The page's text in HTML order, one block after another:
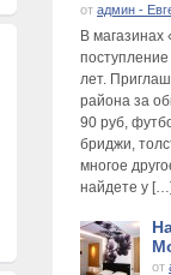
от админ -
В
лет.
района за
90 руб,
бриджи,
многое
найдете у […]
от